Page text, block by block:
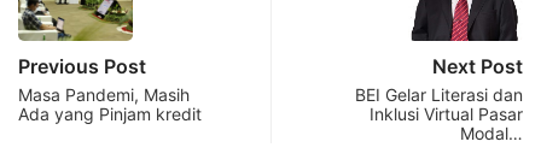
Previous Post
Masa Pandemi, Masih
Ada yang Pinjam kredit
Next Post
BEI Gelar Literasi dan
Inklusi Virtual Pasar
Modal…